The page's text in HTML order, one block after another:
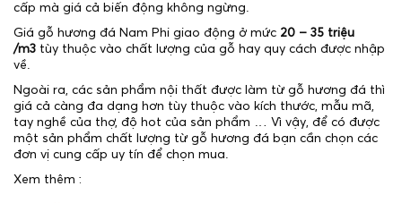
cấp mà giá cả biến động không ngừng.
Giá gỗ hương đá Nam Phi giao động ở mức 20 – 35 triệu
/m3 tùy thuộc vào chất lượng của gỗ hay quy cách được nhập
về.
Ngoài ra, các sản phẩm nội thất được làm từ gỗ hương đá thì
giá cả càng đa dạng hơn tùy thuộc vào kích thước, mẫu mã,
tay nghề của thợ, độ hot của sản phẩm … Vì vậy, để có được
một sản phẩm chất lượng từ gỗ hương đá bạn cần chọn các
đơn vị cung cấp uy tín để chọn mua.
Xem thêm :